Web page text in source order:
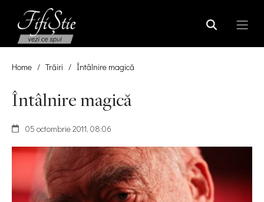
Home / Trăiri / Întâlnire magică
Întâlnire magică
05 octombrie 2011, 08:06